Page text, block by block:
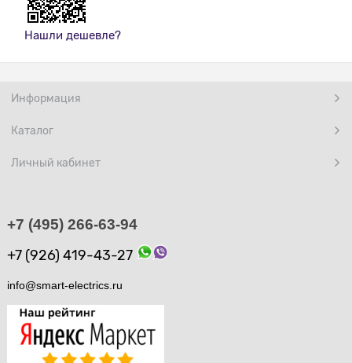
Нашли дешевле?
Информация
Каталог
Личный кабинет
+7 (495) 266-63-94
+7 (926) 419-43-27
info@smart-electrics.ru